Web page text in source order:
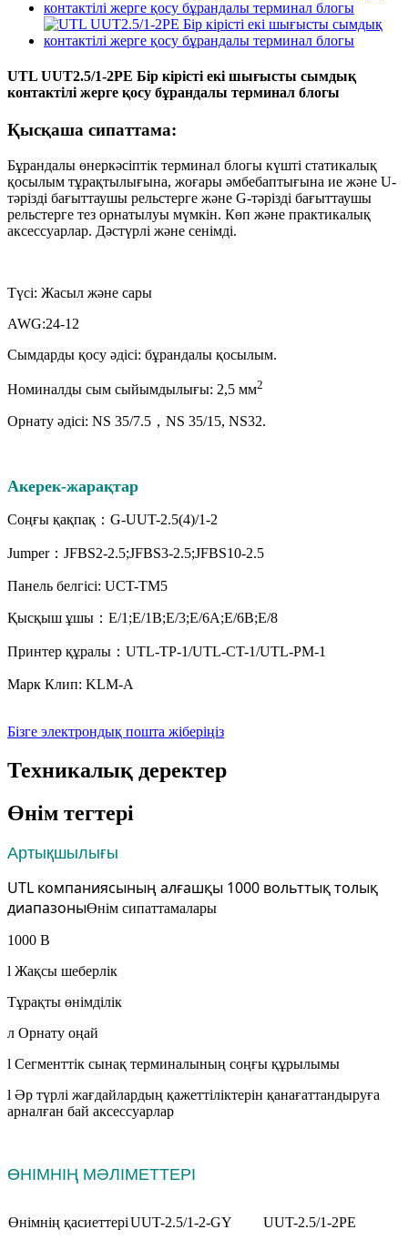
UTL UUT2.5/1-2PE Бір кірісті екі шығысты сымдық
контактілі жерге қосу бұрандалы терминал блогы
Қысқаша сипаттама:
Бұрандалы өнеркәсіптік терминал блогы күшті статикалық
қосылым тұрақтылығына, жоғары әмбебаптығына ие және U-
тәрізді бағыттаушы рельстерге және G-тәрізді бағыттаушы
рельстерге тез орнатылуы мүмкін. Көп және практикалық
аксессуарлар. Дәстүрлі және сенімді.
Түсі: Жасыл және сары
AWG:24-12
Сымдарды қосу әдісі: бұрандалы қосылым.
Номиналды сым сыйымдылығы: 2,5 мм2
Орнату әдісі: NS 35/7.5，NS 35/15, NS32.
Aкерек-жарақтар
Соңғы қақпақ：G-UUT-2.5(4)/1-2
Jumper：JFBS2-2.5;JFBS3-2.5;JFBS10-2.5
Панель белгісі: UCT-TM5
Қысқыш ұшы：E/1;E/1B;E/3;E/6A;E/6B;E/8
Принтер құралы：UTL-TP-1/UTL-CT-1/UTL-PM-1
Марк Клип: KLM-A
Бізге электрондық пошта жіберіңіз
Техникалық деректер
Өнім тегтері
Артықшылығы
UTL компаниясының алғашқы 1000 вольттық толық
диапазоныӨнім сипаттамалары
1000 В
l Жақсы шеберлік
Тұрақты өнімділік
л Орнату оңай
l Сегменттік сынақ терминалының соңғы құрылымы
l Әр түрлі жағдайлардың қажеттіліктерін қанағаттандыруға
арналған бай аксессуарлар
ӨНІМНІҢ МӘЛІМЕТТЕРІ
Өнімнің қасиеттеріUUT-2.5/1-2-GY UUT-2.5/1-2PE